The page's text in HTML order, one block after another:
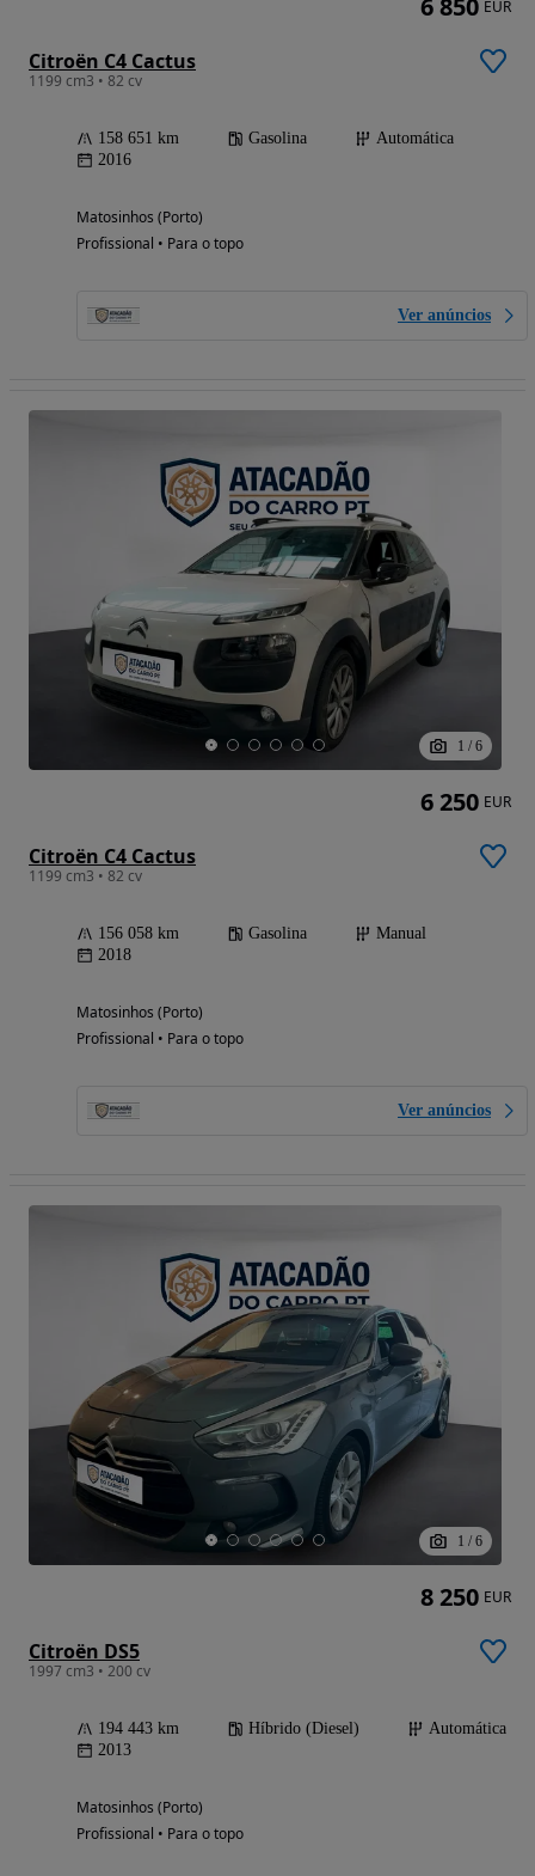
Citroën C4 Cactus
1199 cm3 • 82 cv
158 651 km Gasolina
Automática
2016
Matosinhos (Porto)
Profissional • Para o topo
Ver anúncios
EUR
1 / 6
Citroën C4 Cactus
1199 cm3 • 82 cv
156 058 km Gasolina
Manual
2018
Matosinhos (Porto)
Profissional • Para o topo
Ver anúncios
6 250 EUR
1 / 6
Citroën DS5
1997 cm3 • 200 cv
194 443 km Híbrido (Diesel)
Automática
2013
Matosinhos (Porto)
Profissional • Para o topo
8 250 EUR